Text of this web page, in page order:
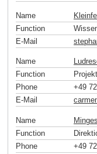
Name
Function
E-Mail
Name
Function
Phone
+49
E-Mail
Name
Function
Phone
+49